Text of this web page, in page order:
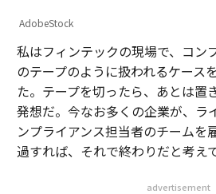
AdobeStock
私はフィンテックの現場で、コン
のテープのように扱われるケース
た。テープを切ったら、あとは置
発想だ。今なお多くの企業が、ラ
ンプライアンス担当者のチームを
過すれば、それで終わりだと考え
advertisement